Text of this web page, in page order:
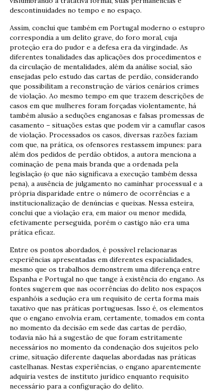
descontinuidades no tempo e no espaço.
Assim, conclui que também em Portugal moderno o estupro
correspondia a um delito grave, do foro moral, cuja
proteção era do pudor e a defesa era da virgindade. As
diferentes tonalidades das aplicações dos procedimentos e
da circulação de mentalidades, além da análise social, são
ensejadas pelo estudo das cartas de perdão, considerando
que possibilitam a reconstrução de vários cenários crimes
de violação. Ao mesmo tempo em que trazem descrições de
casos em que mulheres foram forçadas violentamente, há
também alusão a seduções enganosas e falsas promessas de
casamento – situações estas que podem vir a camuflar casos
de violação. Processados os casos, diversas razões faziam
com que, na prática, os ofensores restassem impunes: para
além dos pedidos de perdão obtidos, a autora menciona a
cominação de pena mais branda que a ordenada pela
legislação (o que não significava a execução também dessa
pena), a ausência de julgamento no caminhar processual e a
própria disparidade entre o número de ocorrências e a
institucionalização de denúncias e queixas. Nessa esteira,
conclui que a violação era, em maior ou menor medida,
efetivamente perseguida, porém o castigo não era uma
prática eficaz.
Entre os pontos abordados, é possível relacionaras
experiências apresentadas em diferentes espacialidades,
mesmo que os trabalhos demonstrem uma diferença entre
Espanha e Portugal no que tange à existência do engano. As
fontes sugerem que nas ocorrências do delito nos espaços
espanhóis a sedução era um requisito de certa forma mais
taxativo que nas práticas portuguesas. Isso é, os elementos
que o engano envolvia eram, certamente, tomados em conta
no momento da decisão em sede das cartas de perdão,
todavia não há a sugestão de que foram estritamente
necessários no momento da condenação dos sujeitos pelo
crime, situação diferente daquelas abordadas nas práticas
castelhanas. Nestas experiências, o engano aparentemente
adquiria vestes de instituto jurídico enquanto requisito
necessário para a configuração do delito.